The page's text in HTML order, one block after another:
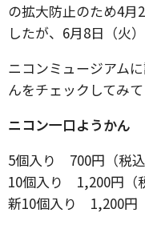
の拡大防止のため4月
したが、6月8日（火
ニコンミュージアム
んをチェックしてみて
ニコン一口ようかん
5個入り 700円（税込
10個入り 1,200円（
新10個入り 1,200円